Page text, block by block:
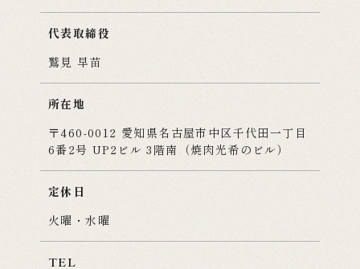
リノベーション
代表取締役
鷲見 早苗
所在地
〒460-0012 愛知県名古屋市中区千代田一丁目
6番2号 UP2ビル 3階南（焼肉光希のビル）
定休日
火曜・水曜
TEL